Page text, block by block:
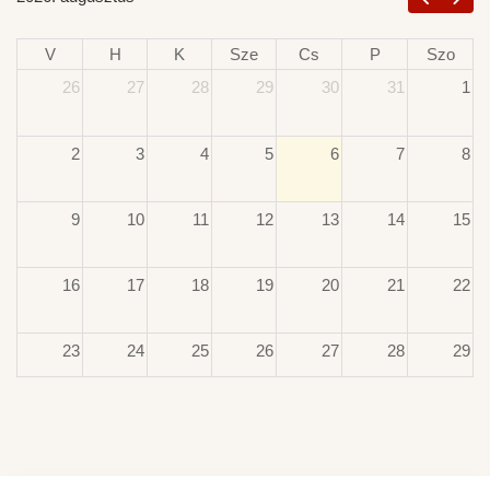
V H K Sze Cs P
Szo
26
27 28 29 30 31 1
2 3 4 5 6 7 8
9 10 11 12 13 14 15
16 17 18 19 20 21 22
23 24 25 26 27 28 29